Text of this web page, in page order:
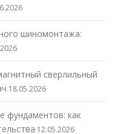
шиномонтажа:
сверлильный
18.05.2026
фундаментов: как
12.05.2026